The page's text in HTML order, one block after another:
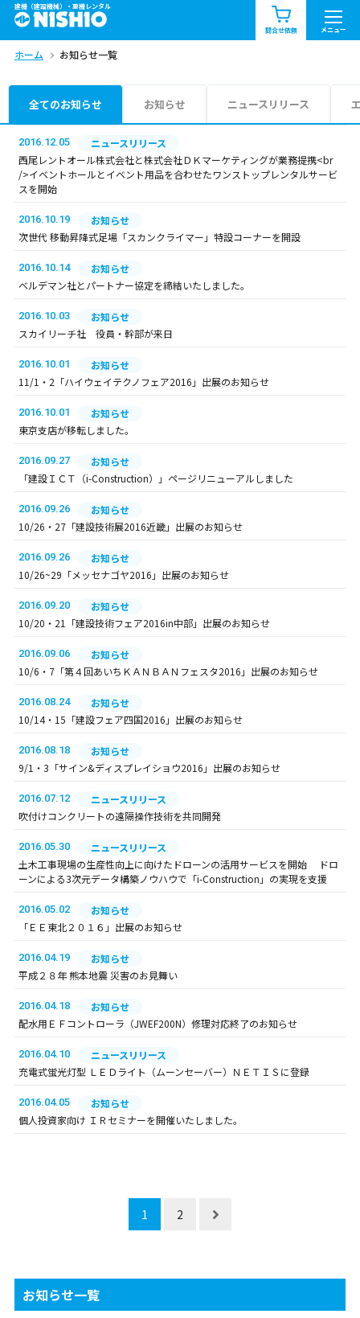
建機（建設機械）・重機レンタル
問合せ依頼 メニュー
商品一覧 お知らせ一覧
問合せ依頼リスト
エリア情報を見る
中部 関西 中国・四国
九州・沖縄（外部）
ホーム お知らせ一覧
全てのお知らせ お知らせ ニュースリリース
2016.12.05
ニュースリリース
西尾レントオール株式会社と株式会社ＤＫマーケティングが業務提携<br
/>イベントホールとイベント用品を合わせたワンストップレンタルサービ
スを開始
2016.10.19
お知らせ
次世代 移動昇降式足場「スカンクライマー」特設コーナーを開設
2016.10.14
お知らせ
ベルデマン社とパートナー協定を締結いたしました。
2016.10.03
お知らせ
スカイリーチ社 役員・幹部が来日
2016.10.01
お知らせ
11/1・2「ハイウェイテクノフェア2016」出展のお知らせ
2016.10.01
お知らせ
東京支店が移転しました。
2016.09.27
お知らせ
「建設ＩＣＴ（i-Construction）」ページリニューアルしました
2016.09.26
お知らせ
10/26・27「建設技術展2016近畿」出展のお知らせ
2016.09.26
お知らせ
10/26~29「メッセナゴヤ2016」出展のお知らせ
2016.09.20
お知らせ
10/20・21「建設技術フェア2016in中部」出展のお知らせ
2016.09.06
お知らせ
10/6・7「第４回あいちＫＡＮＢＡＮフェスタ2016」出展のお知らせ
2016.08.24
お知らせ
10/14・15「建設フェア四国2016」出展のお知らせ
2016.08.18
お知らせ
9/1・3「サイン&ディスプレイショウ2016」出展のお知らせ
2016.07.12
ニュースリリース
吹付けコンクリートの遠隔操作技術を共同開発
2016.05.30
ニュースリリース
土木工事現場の生産性向上に向けたドローンの活用サービスを開始 ドロ
ーンによる3次元データ構築ノウハウで「i-Construction」の実現を支援
2016.05.02
お知らせ
「ＥＥ東北２０１６」出展のお知らせ
2016.04.19
お知らせ
平成２８年 熊本地震 災害のお見舞い
2016.04.18
お知らせ
配水用ＥＦコントローラ（JWEF200N）修理対応終了のお知らせ
2016.04.10
ニュースリリース
充電式蛍光灯型 ＬＥＤライト（ムーンセーバー）ＮＥＴＩＳに登録
2016.04.05
お知らせ
個人投資家向け ＩＲセミナーを開催いたしました。
1 2
お知らせ一覧